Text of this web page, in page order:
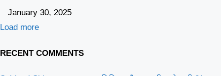
January 30, 2025
Load more
RECENT COMMENTS